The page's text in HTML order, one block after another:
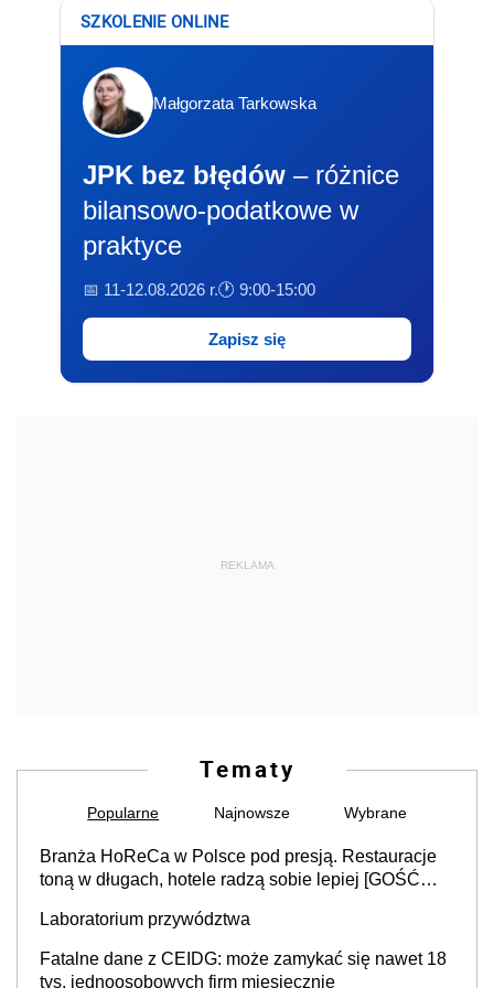
SZKOLENIE ONLINE
Małgorzata Tarkowska
JPK bez błędów – różnice
bilansowo-podatkowe w
praktyce
📅 11-12.08.2026 r.🕐 9:00-15:00
Zapisz się
REKLAMA
Tematy
Popularne Najnowsze Wybrane
Branża HoReCa w Polsce pod presją. Restauracje
toną w długach, hotele radzą sobie lepiej [GOŚĆ
Laboratorium przywództwa
Fatalne dane z CEIDG: może zamykać się nawet 18
tys. jednoosobowych firm miesięcznie